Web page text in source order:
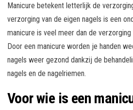
Manicure betekent letterlijk de
verzorging van de eigen nagels is een
manicure is veel meer dan de verzorging
Door een manicure worden je handen
nagels weer gezond dankzij de
nagels en de nagelriemen.
Voor wie is een